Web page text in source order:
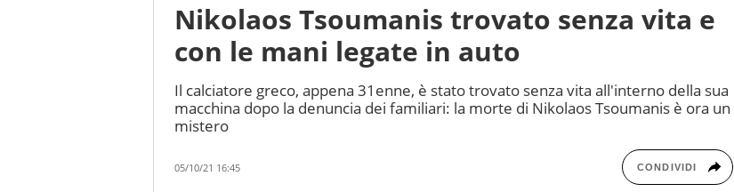
Nikolaos Tsoumanis trovato senza vita e
con le mani legate in auto
Il calciatore greco, appena 31enne, è stato trovato senza vita all'interno della sua
macchina dopo la denuncia dei familiari: la morte di Nikolaos Tsoumanis è ora un
mistero
05/10/21 16:45 CONDIVIDI